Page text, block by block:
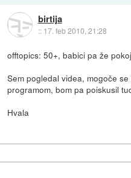
birtija
:: 17. feb 2010, 21:28
offtopics: 50+, babici pa že
Sem pogledal videa, mogoče
programom, bom pa poiskusil
Hvala